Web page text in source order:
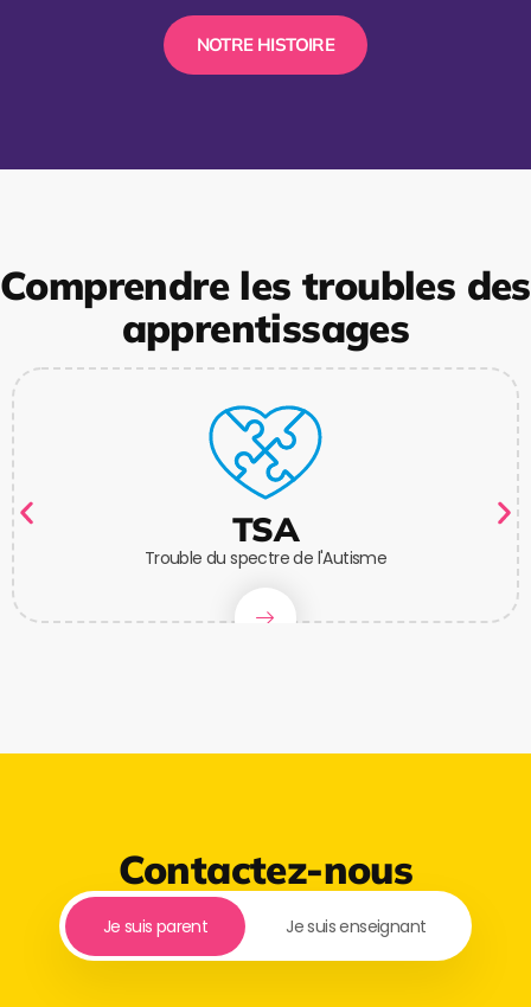
NOTRE HISTOIRE
Comprendre les troubles des
apprentissages
TSA
Trouble du spectre de l'Autisme
Contactez-nous
Je suis parent Je suis enseignant